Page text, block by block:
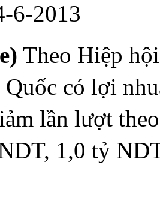
6-2013
Theo Hiệp
có lợi
lần lượt
1,0 tỷ